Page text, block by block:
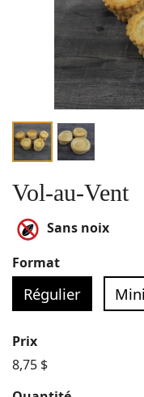
Vol-au-Vent
Sans noix
Format
Régulier Mini
Prix
8,75 $